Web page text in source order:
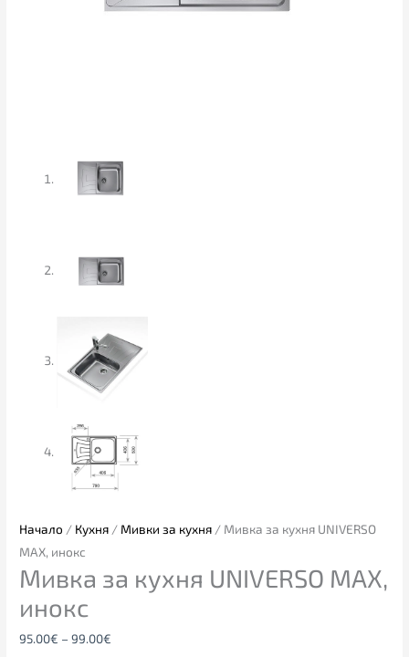
Начало / Кухня / Мивки за кухня / Мивка за кухня UNIVERSO
MAX, инокс
Мивка за кухня UNIVERSO MAX,
инокс
95.00€ – 99.00€